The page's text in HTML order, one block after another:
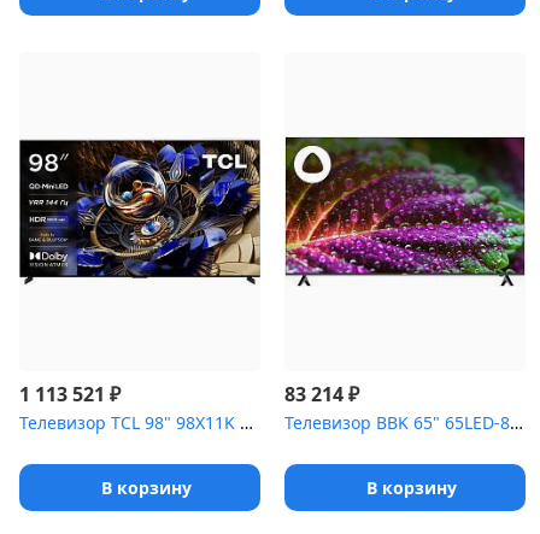
1 113 521 ₽
Телевизор TCL 98" 98X11K черный
В корзину
83 214₽
Телевизор BBK 65" 65LED-8246/UTS2C черный LED UHD 60Hz Smart...
В корзину